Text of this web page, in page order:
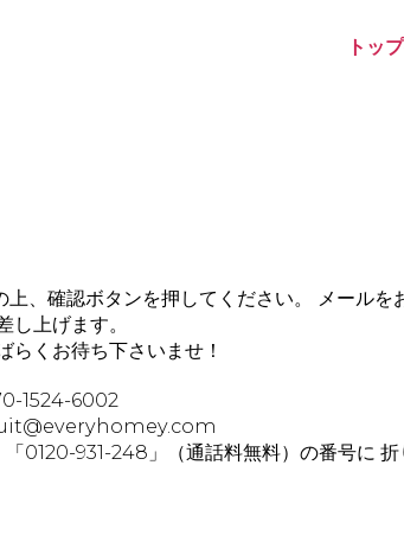
トッ
、確認ボタンを押してください。 メールを
上げます。
らくお待ち下さいませ！
1524-6002
0120-931-248」（通話料無料）の番号に